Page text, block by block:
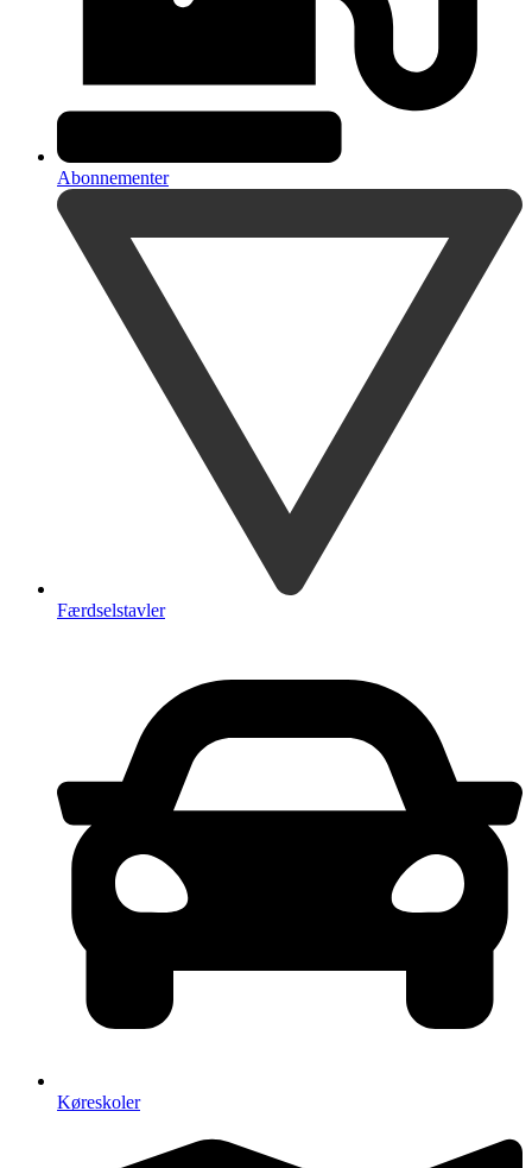
Abonnementer
Færdselstavler
Køreskoler